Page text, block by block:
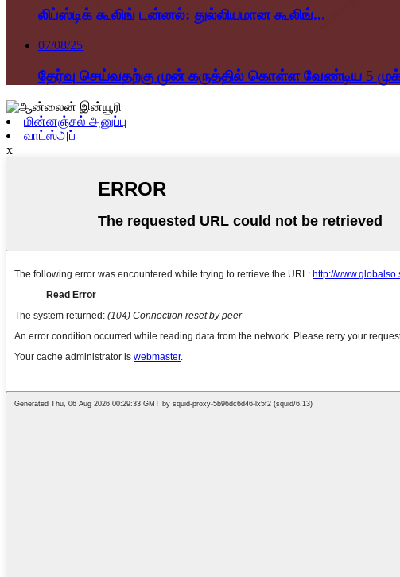
லிப்ஸ்டிக் கூலிங் டன்னல்: துல்லியமான கூலிங்...
07/08/25
தேர்வு செய்வதற்கு முன் கருத்தில் கொள்ள வேண்டிய 5
மின்னஞ்சல் அனுப்பு
வாட்ஸ்அப்
x